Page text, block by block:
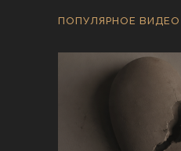
ПОПУЛЯРНОЕ ВИДЕО